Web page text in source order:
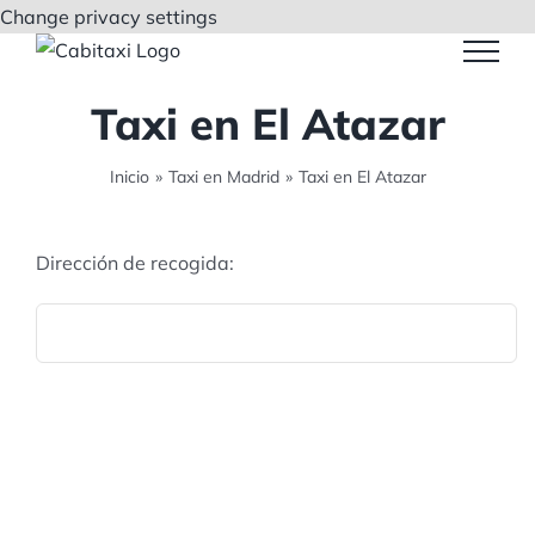
Change privacy settings
Taxi en El Atazar
Inicio » Taxi en Madrid » Taxi en El Atazar
Dirección de recogida: